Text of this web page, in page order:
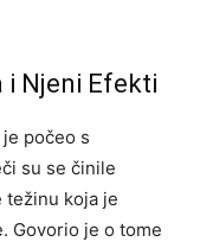
i Njeni Efekti
počeo s
su se činile
težinu koja je
Govorio je o tome